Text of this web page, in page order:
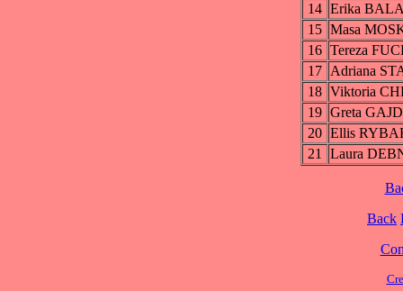
14 Erika
15 Masa
16 Tereza
17 Adriana
18 Viktoria
19 Greta
20 Ellis
21 Laura
Back